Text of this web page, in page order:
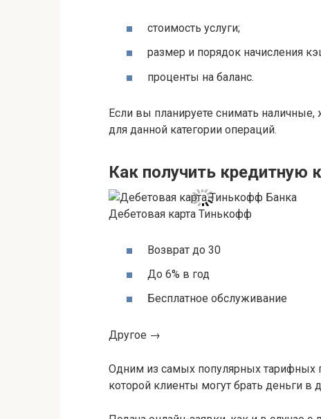
стоимость услуги;
размер и порядок начисления
проценты на баланс.
Если вы планируете снимать
для данной категории операций.
Как получить кредитную
Дебетовая карта Тинькофф
Возврат до 30
До 6% в год
Бесплатное обслуживание
Другое →
Одним из самых популярных тарифных
которой клиенты могут брать деньги